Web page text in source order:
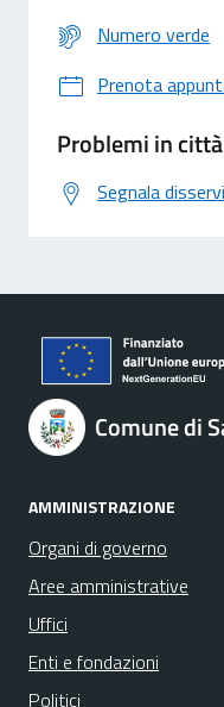
Numero verde
Prenota
Problemi in città
Segnala
Comune di
AMMINISTRAZIONE
Organi di governo
Aree amministrative
Uffici
Enti e fondazioni
Politici